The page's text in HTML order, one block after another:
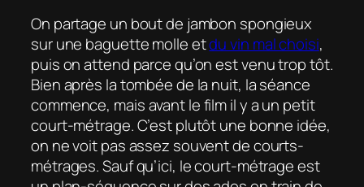
On partage un bout de jambon spongieux
sur une baguette molle etdu vin mal choisi,
puis on attend parce qu’on est venu trop tôt.
Bien après la tombée de la nuit, la séance
commence, mais avant le film il y a un petit
court-métrage. C’est plutôt une bonne idée,
on ne voit pas assez souvent de courts-
métrages. Sauf qu’ici, le court-métrage est